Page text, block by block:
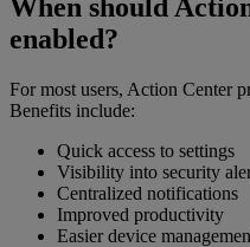
When should
enabled?
For most users, Action Center
Benefits include:
Quick access to settings
Visibility into security
Centralized notifications
Improved productivity
Easier device